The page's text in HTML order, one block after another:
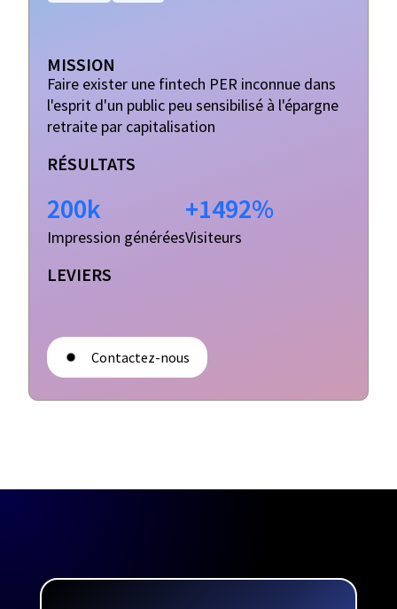
MISSION
Faire exister une fintech PER inconnue dans
l'esprit d'un public peu sensibilisé à l'épargne
retraite par capitalisation
RÉSULTATS
200k
Impression générées
+1492%
Visiteurs
LEVIERS
Contactez-nous